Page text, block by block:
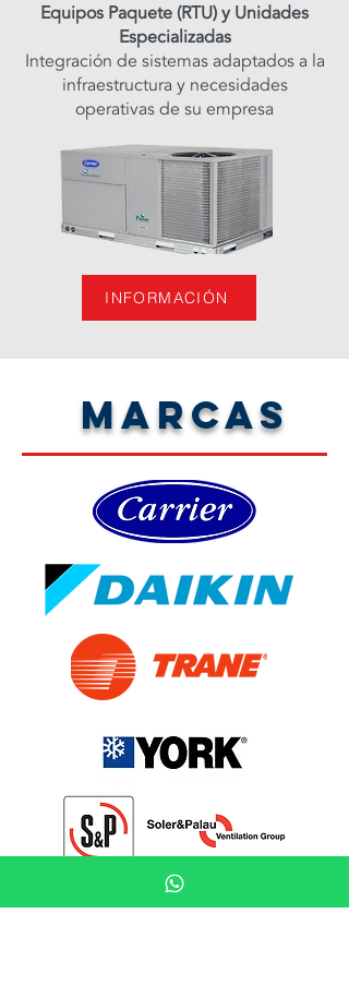
Equipos Paquete (RTU) y Unidades
Especializadas
Integración de sistemas adaptados a la
infraestructura y necesidades
operativas de su empresa
INFORMACIÓN
MARCAS